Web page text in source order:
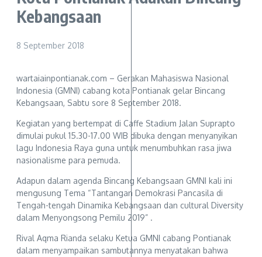
Kebangsaan
8 September 2018
wartaiainpontianak.com – Gerakan Mahasiswa Nasional
Indonesia (GMNI) cabang kota Pontianak gelar Bincang
Kebangsaan, Sabtu sore 8 September 2018.
Kegiatan yang bertempat di Caffe Stadium Jalan Suprapto
dimulai pukul 15.30-17.00 WIB dibuka dengan menyanyikan
lagu Indonesia Raya guna untuk menumbuhkan rasa jiwa
nasionalisme para pemuda.
Adapun dalam agenda Bincang Kebangsaan GMNI kali ini
mengusung Tema “Tantangan Demokrasi Pancasila di
Tengah-tengah Dinamika Kebangsaan dan cultural Diversity
dalam Menyongsong Pemilu 2019” .
Rival Aqma Rianda selaku Ketua GMNI cabang Pontianak
dalam menyampaikan sambutannya menyatakan bahwa